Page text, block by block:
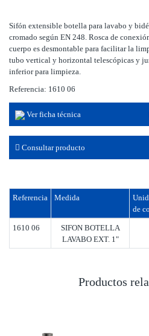
Sifón extensible botella para lavabo y
cromado según EN 248. Rosca de
cuerpo es desmontable para facilitar la
tubo vertical y horizontal telescópicas y
inferior para limpieza.
Referencia: 1610 06
Ver ficha técnica
Consultar producto
Referencia Medida
de
1610 06
SIFON BOTELLA
LAVABO EXT. 1"
Productos